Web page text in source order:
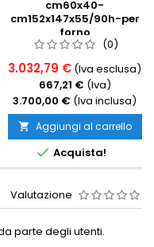
cm60x40-
cm152x147x55/90h-per
forno
(0)
3.032,79 € (Iva esclusa)
667,21 € (Iva)
3.700,00 € (Iva inclusa)
 Aggiungi al carrello
 Acquista!
Valutazione
parte degli utenti.